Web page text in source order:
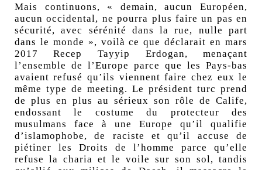
Mais continuons, « demain, aucun Européen,
aucun occidental, ne pourra plus faire un pas en
sécurité, avec sérénité dans la rue, nulle part
dans le monde », voilà ce que déclarait en mars
2017 Recep Tayyip Erdogan, menaçant
l’ensemble de l’Europe parce que les Pays-bas
avaient refusé qu’ils viennent faire chez eux le
même type de meeting. Le président turc prend
de plus en plus au sérieux son rôle de Calife,
endossant le costume du protecteur des
musulmans face à une Europe qu’il qualifie
d’islamophobe, de raciste et qu’il accuse de
piétiner les Droits de l’homme parce qu’elle
refuse la charia et le voile sur son sol, tandis